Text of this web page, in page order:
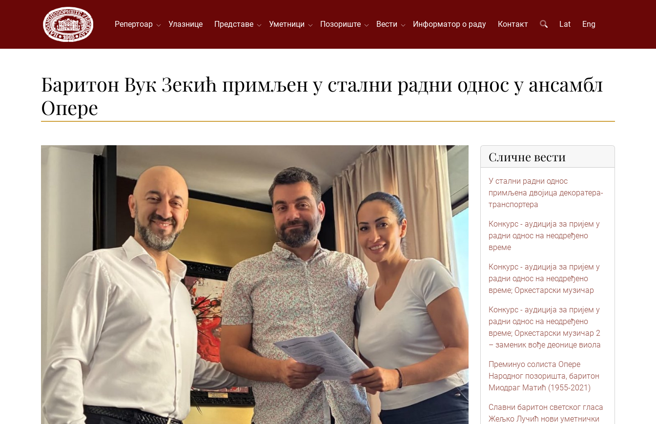
Репертоар Улазнице Представе Уметници Позориште Вести Информатор о раду Контакт Lat Eng
Баритон Вук Зекић примљен у стални радни однос у ансамбл
Опере
Сличне вести
У стални радни однос
примљена двојица декоратера-
транспортера
Конкурс - аудиција за пријем у
радни однос на неодређено
време
Конкурс - аудиција за пријем у
радни однос на неодређено
време; Оркестарски музичар
Конкурс - аудиција за пријем у
радни однос на неодређено
време; Oркестарски музичар 2
– заменик вође деонице виола
Преминуо солиста Опере
Народног позоришта, баритон
Миодраг Матић (1955-2021)
Славни баритон светског гласа
Жељко Лучић нови уметнички